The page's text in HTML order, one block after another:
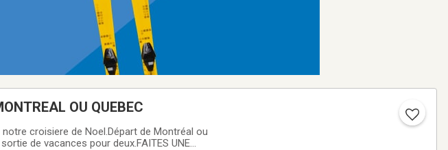
OU QUEBEC
croisiere de Noel.Départ de Montréal ou
de vacances pour deux.FAITES UNE